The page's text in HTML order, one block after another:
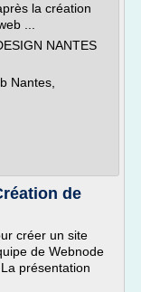
la création
...
NANTES
Nantes,
de
créer un site
de Webnode
présentation